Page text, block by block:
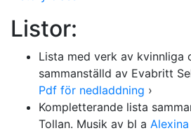
Listor:
Lista med verk av kvinnliga
sammanställd av Evabritt
Pdf för nedladdning ›
Kompletterande lista
Tollan. Musik av bl a